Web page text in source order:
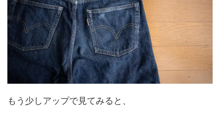
もう少しアップで見てみると、